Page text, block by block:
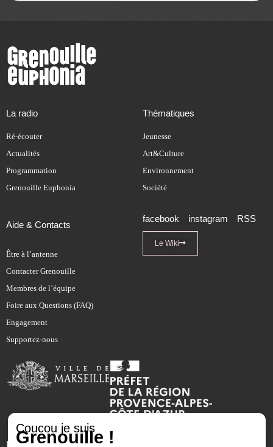
La radio
Ré-écouter
Actualités
Programmation
Grenouille Euphonia
Thématiques
Jeunesse
Art&Culture
Environnement
Société
Aide & Contacts
Être à l’antenne
Contacter Grenouille
Membres de l’équipe
Foire aux Questions (FAQ)
Engagement
Supportez-nous
facebook instagram RSS
Le Wiki
Coucou je suis
Grenouille !